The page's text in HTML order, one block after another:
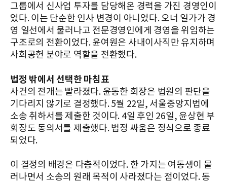
그룹에서 신사업 투자를 담당해온 경력을 가진 경영인이
었다. 이는 단순한 인사 변경이 아니었다. 오너 일가가 경
영 일선에서 물러나고 전문경영인에게 경영을 위임하는
구조로의 전환이었다. 윤여원은 사내이사직만 유지하며
사회공헌 분야로 역할을 전환했다.
법정 밖에서 선택한 마침표
사건의 전개는 빨라졌다. 윤동한 회장은 법원의 판단을
기다리지 않기로 결정했다. 5월 22일, 서울중앙지법에
소송 취하서를 제출한 것이다. 4일 후인 26일, 윤상현 부
회장도 동의서를 제출했다. 법정 싸움은 정식으로 종료
되었다.
이 결정의 배경은 다층적이었다. 한 가지는 여동생이 물
러나면서 소송의 원래 목적이 사라졌다는 점이었다. 동